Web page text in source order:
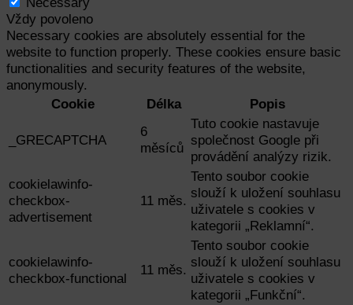
Vždy povoleno
Necessary cookies are absolutely essential for the
website to function properly. These cookies ensure basic
functionalities and security features of the website,
anonymously.
Cookie
Délka Popis
_GRECAPTCHA
6
měsíců
Tuto cookie nastavuje
společnost Google při
provádění analýzy rizik.
cookielawinfo-
checkbox-
advertisement
11 měs.
Tento soubor cookie
slouží k uložení souhlasu
uživatele s cookies v
kategorii „Reklamní“.
cookielawinfo-
checkbox-functional
11 měs.
Tento soubor cookie
slouží k uložení souhlasu
uživatele s cookies v
kategorii „Funkční“.